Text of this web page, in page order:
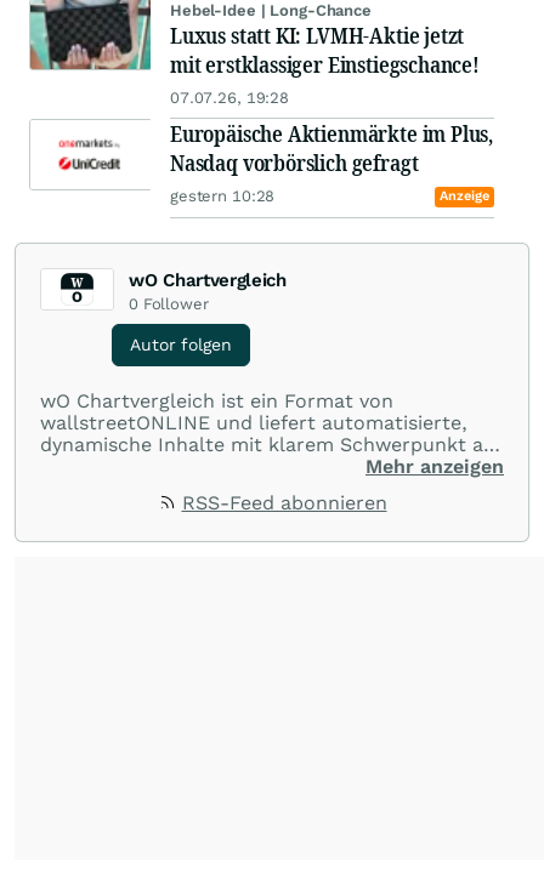
Hebel-Idee | Long-Chance
Luxus statt KI: LVMH-Aktie jetzt
mit erstklassiger Einstiegschance!
07.07.26, 19:28
Europäische Aktienmärkte im Plus,
Nasdaq vorbörslich gefragt
gestern 10:28 Anzeige
wO Chartvergleich
0 Follower
Autor folgen
wO Chartvergleich ist ein Format von
wallstreetONLINE und liefert automatisierte,
dynamische Inhalte mit klarem Schwerpunkt auf
Charts und Performance-Vergleiche. Im Fokus
Kursverläufe einer breiten Auswahl an Aktien
Mehr anzeigen
RSS-Feed abonnieren